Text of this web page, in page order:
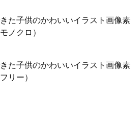
た子供のかわいいイラスト画像素
ノクロ）
た子供のかわいいイラスト画像素
リー）